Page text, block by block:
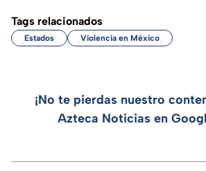
Tags relacionados
Estados Violencia en México
¡No te pierdas nuestro
Azteca Noticias en